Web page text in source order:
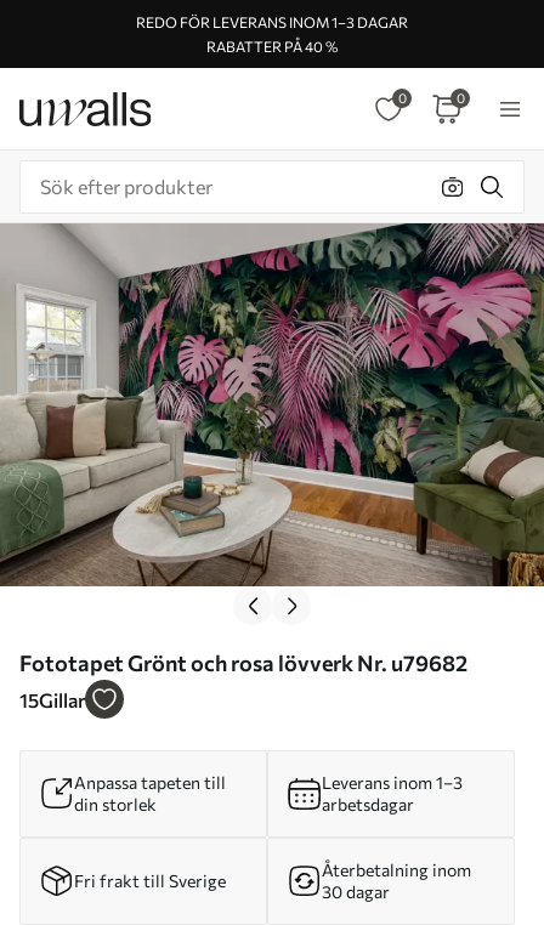
REDO FÖR LEVERANS INOM 1–3 DAGAR
RABATTER PÅ 40 %
0 0
Fototapet Grönt och rosa lövverk Nr. u79682
15Gillar
Anpassa tapeten till
din storlek
Leverans inom 1–3
arbetsdagar
Fri frakt till Sverige
Återbetalning inom
30 dagar